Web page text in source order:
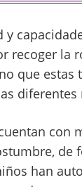
recoger la
que estas
diferentes
con
de
han